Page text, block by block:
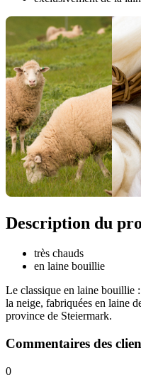
Description du
très chauds
en laine bouillie
Le classique en laine bouillie
la neige, fabriquées en laine
province de Steiermark.
Commentaires des
0